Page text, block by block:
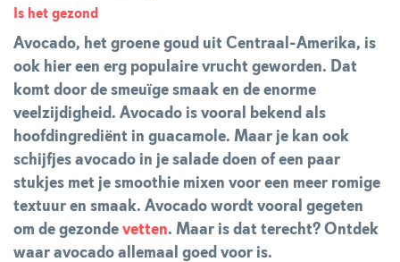
Is het gezond
Avocado, het groene goud uit Centraal-Amerika, is
ook hier een erg populaire vrucht geworden. Dat
komt door de smeuïge smaak en de enorme
veelzijdigheid. Avocado is vooral bekend als
hoofdingrediënt in guacamole. Maar je kan ook
schijfjes avocado in je salade doen of een paar
stukjes met je smoothie mixen voor een meer romige
textuur en smaak. Avocado wordt vooral gegeten
om de gezonde vetten. Maar is dat terecht? Ontdek
waar avocado allemaal goed voor is.